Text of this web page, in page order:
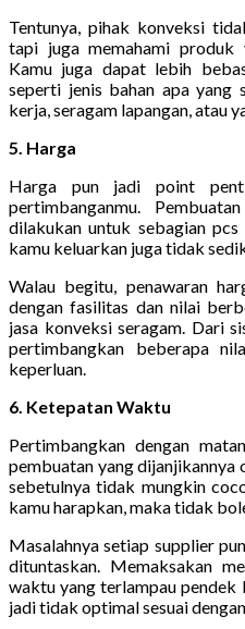
Tentunya, pihak konveksi
tapi juga memahami produk
Kamu juga dapat lebih
seperti jenis bahan apa yang
kerja, seragam lapangan, atau
5. Harga
Harga pun jadi point
pertimbanganmu.
dilakukan untuk sebagian
kamu keluarkan juga tidak
Walau begitu, penawaran
dengan fasilitas dan nilai
jasa konveksi seragam. Dari
pertimbangkan beberapa
keperluan.
6. Ketepatan Waktu
Pertimbangkan dengan
pembuatan yang dijanjikannya
sebetulnya tidak mungkin
kamu harapkan, maka tidak
Masalahnya setiap supplier
dituntaskan. Memaksakan
waktu yang terlampau
jadi tidak optimal sesuai